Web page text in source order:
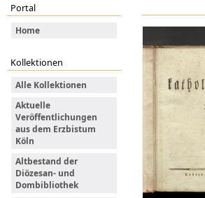
Portal
Home
Kollektionen
Alle Kollektionen
Aktuelle
Veröffentlichungen
aus dem Erzbistum
Köln
Altbestand der
Diözesan- und
Dombibliothek